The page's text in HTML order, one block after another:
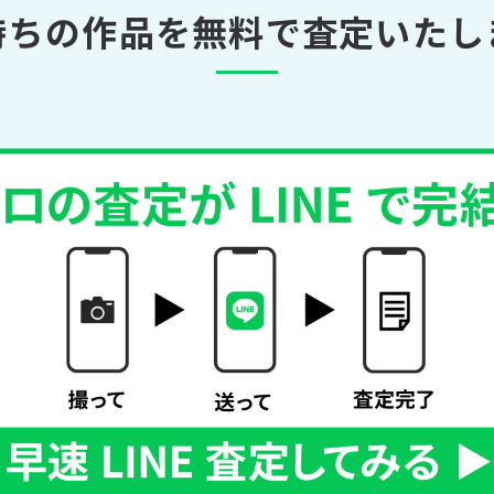
の作品を無料で査定いた